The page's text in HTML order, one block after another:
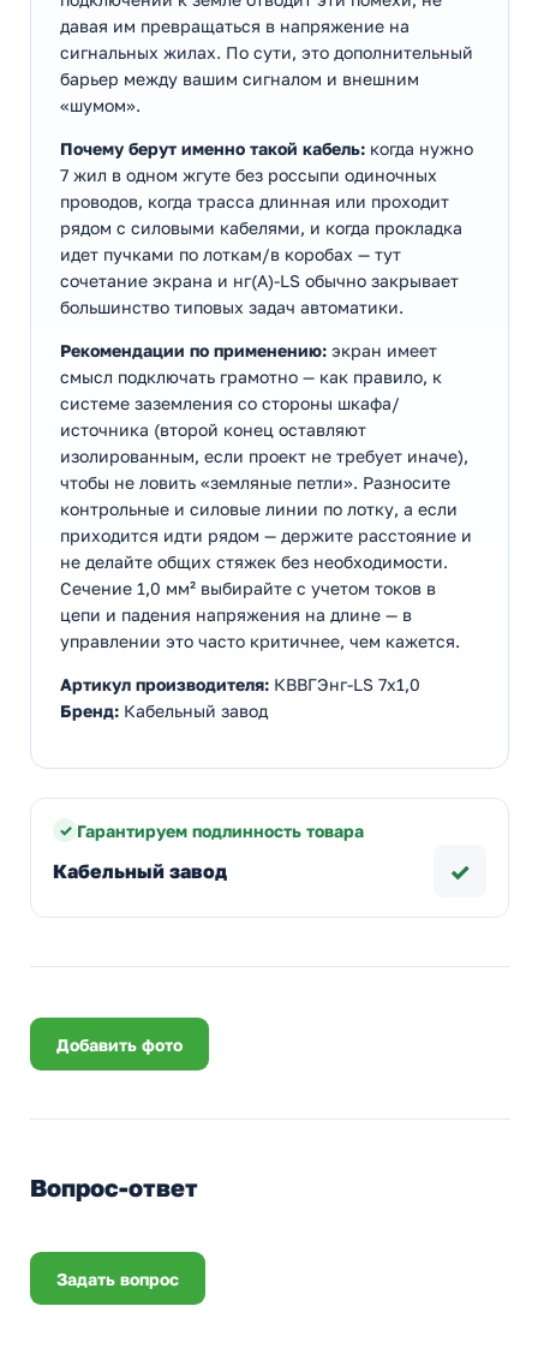
давая им превращаться в напряжение на
сигнальных жилах. По сути, это дополнительный
барьер между вашим сигналом и внешним
«шумом».
Почему берут именно такой кабель: когда нужно
7 жил в одном жгуте без россыпи одиночных
проводов, когда трасса длинная или проходит
рядом с силовыми кабелями, и когда прокладка
идет пучками по лоткам/в коробах — тут
сочетание экрана и нг(А)-LS обычно закрывает
большинство типовых задач автоматики.
Рекомендации по применению: экран имеет
смысл подключать грамотно — как правило, к
системе заземления со стороны шкафа/
источника (второй конец оставляют
изолированным, если проект не требует иначе),
чтобы не ловить «земляные петли». Разносите
контрольные и силовые линии по лотку, а если
приходится идти рядом — держите расстояние и
не делайте общих стяжек без необходимости.
Сечение 1,0 мм² выбирайте с учетом токов в
цепи и падения напряжения на длине — в
управлении это часто критичнее, чем кажется.
Артикул производителя: КВВГЭнг-LS 7х1,0
Бренд: Кабельный завод
Гарантируем подлинность товара
Кабельный завод ✓
Добавить фото
Вопрос-ответ
Задать вопрос